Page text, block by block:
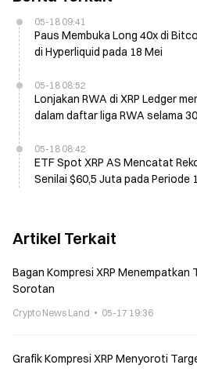
05-18 09:41
Paus Membuka Long 40x di
di Hyperliquid pada 18 Mei
05-18 08:52
Lonjakan RWA di XRP Ledger
dalam daftar liga RWA selama
05-18 08:42
ETF Spot XRP AS Mencatat
Senilai $60,5 Juta pada Periode
Artikel Terkait
Bagan Kompresi XRP Menempatkan
Sorotan
Crypto News Land 05-17 19:36
Grafik Kompresi XRP Menyoroti